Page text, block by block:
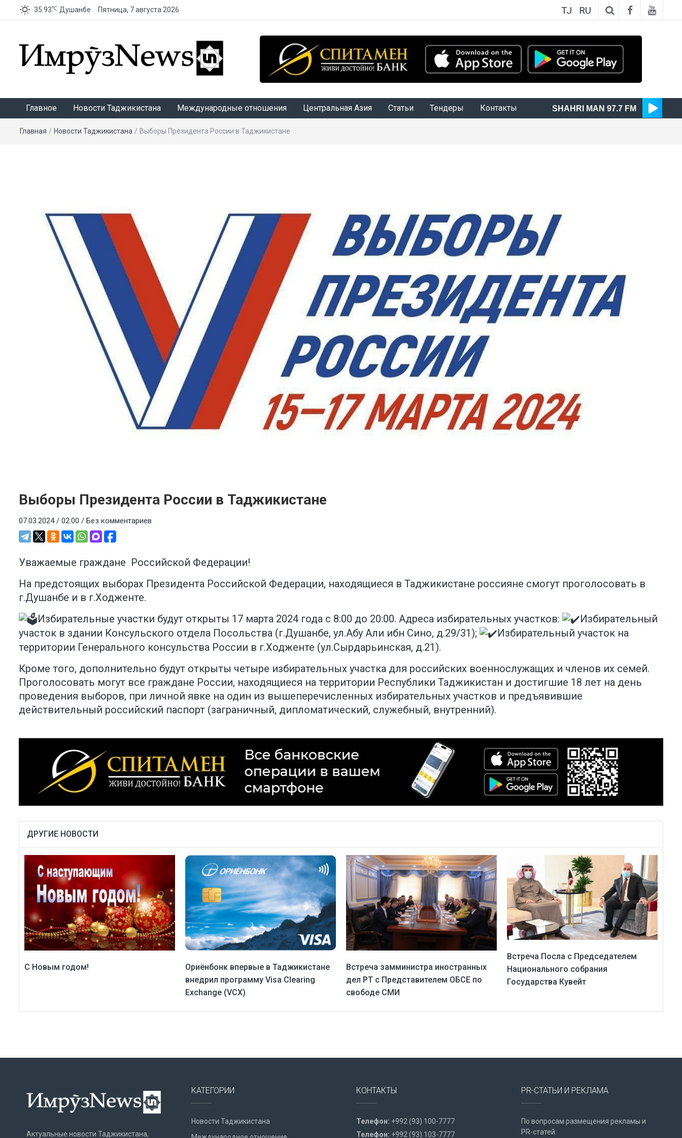
35.93℃ Душанбе Пятница, 7 августа 2026 TJ RU
Главное Новости Таджикистана Международные отношения Центральная Азия Статьи Тендеры Контакты SHAHRI MAN 97.7 FM
Главная / Новости Таджикистана / Выборы Президента России в Таджикистане
Выборы Президента России в Таджикистане
07.03.2024 / 02:00 / Без комментариев
Уважаемые граждане Российской Федерации!
На предстоящих выборах Президента Российской Федерации, находящиеся в Таджикистане россияне смогут проголосовать в
г.Душанбе и в г.Ходженте.
Избирательные участки будут открыты 17 марта 2024 года с 8:00 до 20:00. Адреса избирательных участков:
Избирательный
участок в здании Консульского отдела Посольства (г.Душанбе, ул.Абу Али ибн Сино, д.29/31);
Избирательный участок на
территории Генерального консульства России в г.Ходженте (ул.Сырдарьинская, д.21).
Кроме того, дополнительно будут открыты четыре избирательных участка для российских военнослужащих и членов их семей.
Проголосовать могут все граждане России, находящиеся на территории Республики Таджикистан и достигшие 18 лет на день
проведения выборов, при личной явке на один из вышеперечисленных избирательных участков и предъявившие
действительный российский паспорт (заграничный, дипломатический, служебный, внутренний).
ДРУГИЕ НОВОСТИ
С Новым годом!
Ориёнбонк впервые в Таджикистане
внедрил программу Visa Clearing
Exchange (VCX)
Встреча замминистра иностранных
дел РТ с Представителем ОБСЕ по
свободе СМИ
Встреча Посла с Председателем
Национального собрания
Государства Кувейт
Актуальные новости Таджикистана,
КАТЕГОРИИ
Новости Таджикистана
КОНТАКТЫ
Телефон: +992 (93) 100-7777
Телефон: +992 (93) 103-7777
PR-СТАТЬИ И РЕКЛАМА
По вопросам размещения рекламы и
PR-статей: